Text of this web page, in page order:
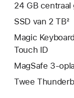
24 GB centraal
SSD van 2 TB²
Magic
Touch ID
MagSafe 3-
Twee